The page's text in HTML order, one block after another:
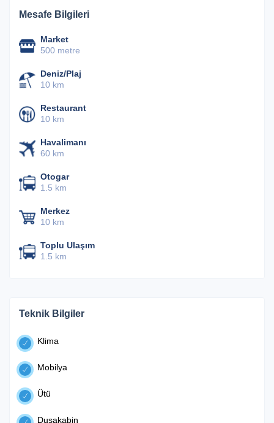
Mesafe Bilgileri
Market
500 metre
Deniz/Plaj
10 km
Restaurant
10 km
Havalimanı
60 km
Otogar
1.5 km
Merkez
10 km
Toplu Ulaşım
1.5 km
Teknik Bilgiler
Klima
Mobilya
Ütü
Duşakabin